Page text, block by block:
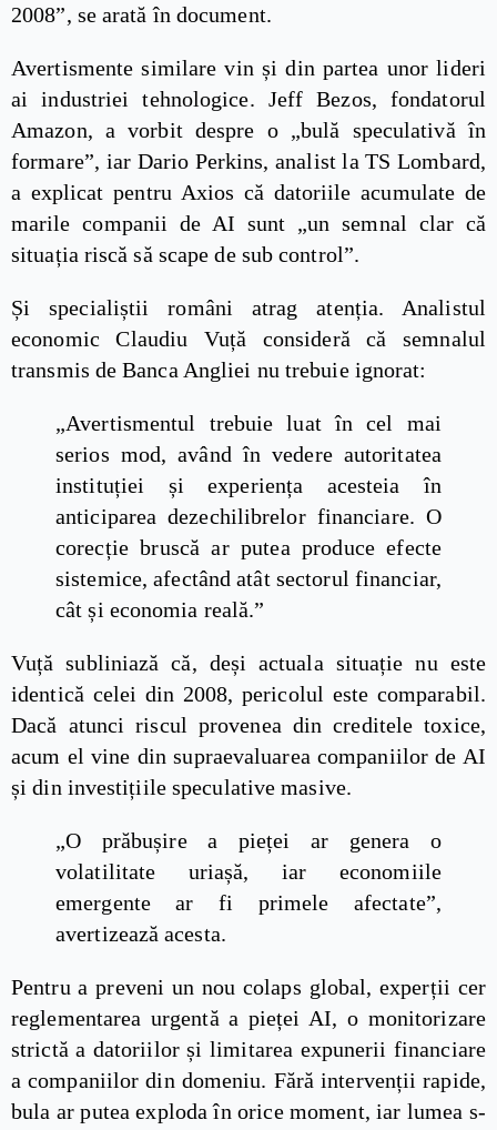
2008”, se arată în document.
Avertismente similare vin și din partea unor lideri
ai industriei tehnologice. Jeff Bezos, fondatorul
Amazon, a vorbit despre o „bulă speculativă în
formare”, iar Dario Perkins, analist la TS Lombard,
a explicat pentru Axios că datoriile acumulate de
marile companii de AI sunt „un semnal clar că
situația riscă să scape de sub control”.
Și specialiștii români atrag atenția. Analistul
economic Claudiu Vuță consideră că semnalul
transmis de Banca Angliei nu trebuie ignorat:
„Avertismentul trebuie luat în cel mai
serios mod, având în vedere autoritatea
instituției și experiența acesteia în
anticiparea dezechilibrelor financiare. O
corecție bruscă ar putea produce efecte
sistemice, afectând atât sectorul financiar,
cât și economia reală.”
Vuță subliniază că, deși actuala situație nu este
identică celei din 2008, pericolul este comparabil.
Dacă atunci riscul provenea din creditele toxice,
acum el vine din supraevaluarea companiilor de AI
și din investițiile speculative masive.
„O prăbușire a pieței ar genera o
volatilitate uriașă, iar economiile
emergente ar fi primele afectate”,
avertizează acesta.
Pentru a preveni un nou colaps global, experții cer
reglementarea urgentă a pieței AI, o monitorizare
strictă a datoriilor și limitarea expunerii financiare
a companiilor din domeniu. Fără intervenții rapide,
bula ar putea exploda în orice moment, iar lumea s-